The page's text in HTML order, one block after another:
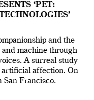
‘PET:
and the
machine through
A surreal study
artificial affection. On
San Francisco.